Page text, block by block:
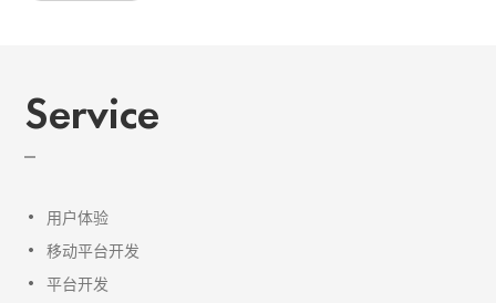
Service
用户体验
移动平台开发
平台开发